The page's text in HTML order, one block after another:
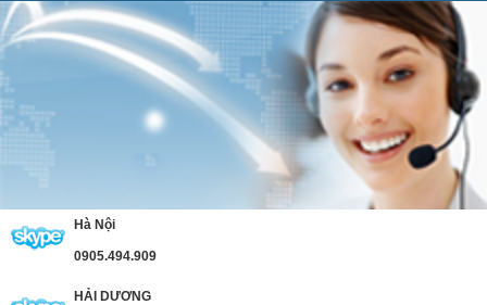
Hà Nội
0905.494.909
HẢI DƯƠNG